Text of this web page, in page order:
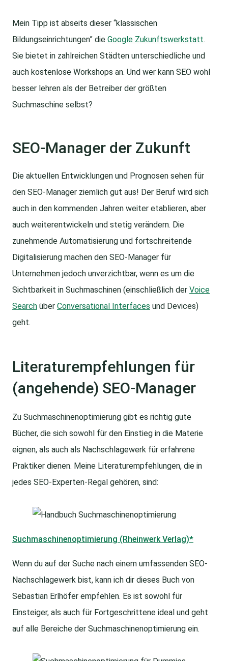
Mein Tipp ist abseits dieser “klassischen
Bildungseinrichtungen” die Google Zukunftswerkstatt.
Sie bietet in zahlreichen Städten unterschiedliche und
auch kostenlose Workshops an. Und wer kann SEO wohl
besser lehren als der Betreiber der größten
Suchmaschine selbst?
SEO-Manager der Zukunft
Die aktuellen Entwicklungen und Prognosen sehen für
den SEO-Manager ziemlich gut aus! Der Beruf wird sich
auch in den kommenden Jahren weiter etablieren, aber
auch weiterentwickeln und stetig verändern. Die
zunehmende Automatisierung und fortschreitende
Digitalisierung machen den SEO-Manager für
Unternehmen jedoch unverzichtbar, wenn es um die
Sichtbarkeit in Suchmaschinen (einschließlich der Voice
Search über Conversational Interfaces und Devices)
geht.
Literaturempfehlungen für
(angehende) SEO-Manager
Zu Suchmaschinenoptimierung gibt es richtig gute
Bücher, die sich sowohl für den Einstieg in die Materie
eignen, als auch als Nachschlagewerk für erfahrene
Praktiker dienen. Meine Literaturempfehlungen, die in
jedes SEO-Experten-Regal gehören, sind:
Suchmaschinenoptimierung (Rheinwerk Verlag)*
Wenn du auf der Suche nach einem umfassenden SEO-
Nachschlagewerk bist, kann ich dir dieses Buch von
Sebastian Erlhöfer empfehlen. Es ist sowohl für
Einsteiger, als auch für Fortgeschrittene ideal und geht
auf alle Bereiche der Suchmaschinenoptimierung ein.